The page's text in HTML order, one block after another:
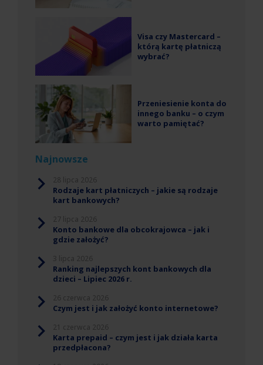
Visa czy Mastercard –
którą kartę płatniczą
wybrać?
Przeniesienie konta do
innego banku – o czym
warto pamiętać?
Najnowsze
Rodzaje kart płatniczych – jakie są rodzaje
kart bankowych?
Konto bankowe dla obcokrajowca – jak i
gdzie założyć?
Ranking najlepszych kont bankowych dla
dzieci – Lipiec 2026 r.
Czym jest i jak założyć konto internetowe?
Karta prepaid – czym jest i jak działa karta
przedpłacona?